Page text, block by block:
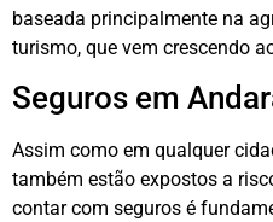
baseada principalmente na
turismo, que vem crescendo
Seguros em
Assim como em qualquer
também estão expostos a
contar com seguros é